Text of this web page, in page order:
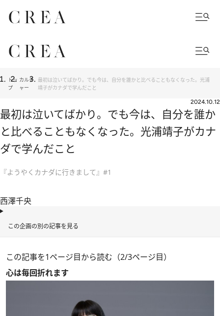
トッ
プ
カルチ
ャー
最初は泣いてばかり。でも今は、自分を誰かと比べることもなくなった。光浦
靖子がカナダで学んだこと
2024.10.12
最初は泣いてばかり。でも今は、自分を誰か
と比べることもなくなった。光浦靖子がカナ
ダで学んだこと
『ようやくカナダに行きまして』#1
西澤千央
この企画の別の記事を見る
この記事を1ページ目から読む（2/3ページ目）
心は毎回折れます